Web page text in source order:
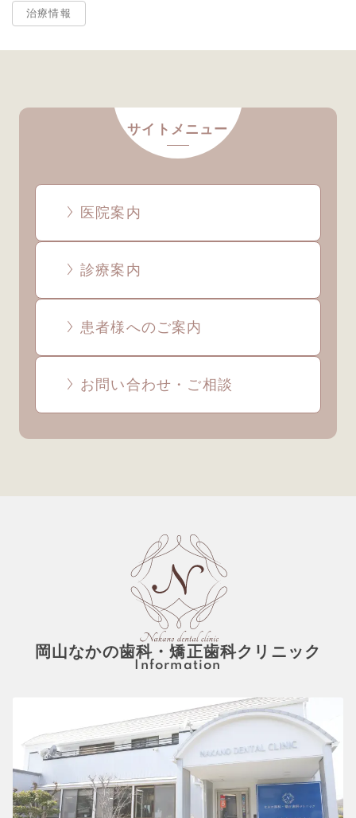
治療情報
サイトメニュー
医院案内
診療案内
患者様へのご案内
お問い合わせ・ご相談
岡山なかの歯科・矯正歯科クリニック
Information